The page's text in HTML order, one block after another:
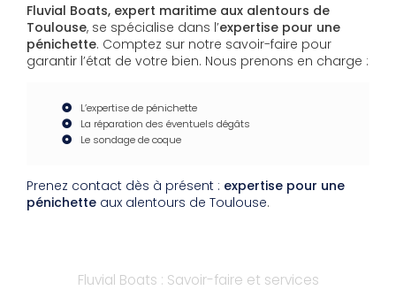
Fluvial Boats, expert maritime aux alentours de
Toulouse, se spécialise dans l’expertise pour une
pénichette. Comptez sur notre savoir-faire pour
garantir l’état de votre bien. Nous prenons en charge :
L’expertise de pénichette
La réparation des éventuels dégâts
Le sondage de coque
Prenez contact dès à présent : expertise pour une
pénichette aux alentours de Toulouse.
Fluvial Boats : Savoir-faire et services